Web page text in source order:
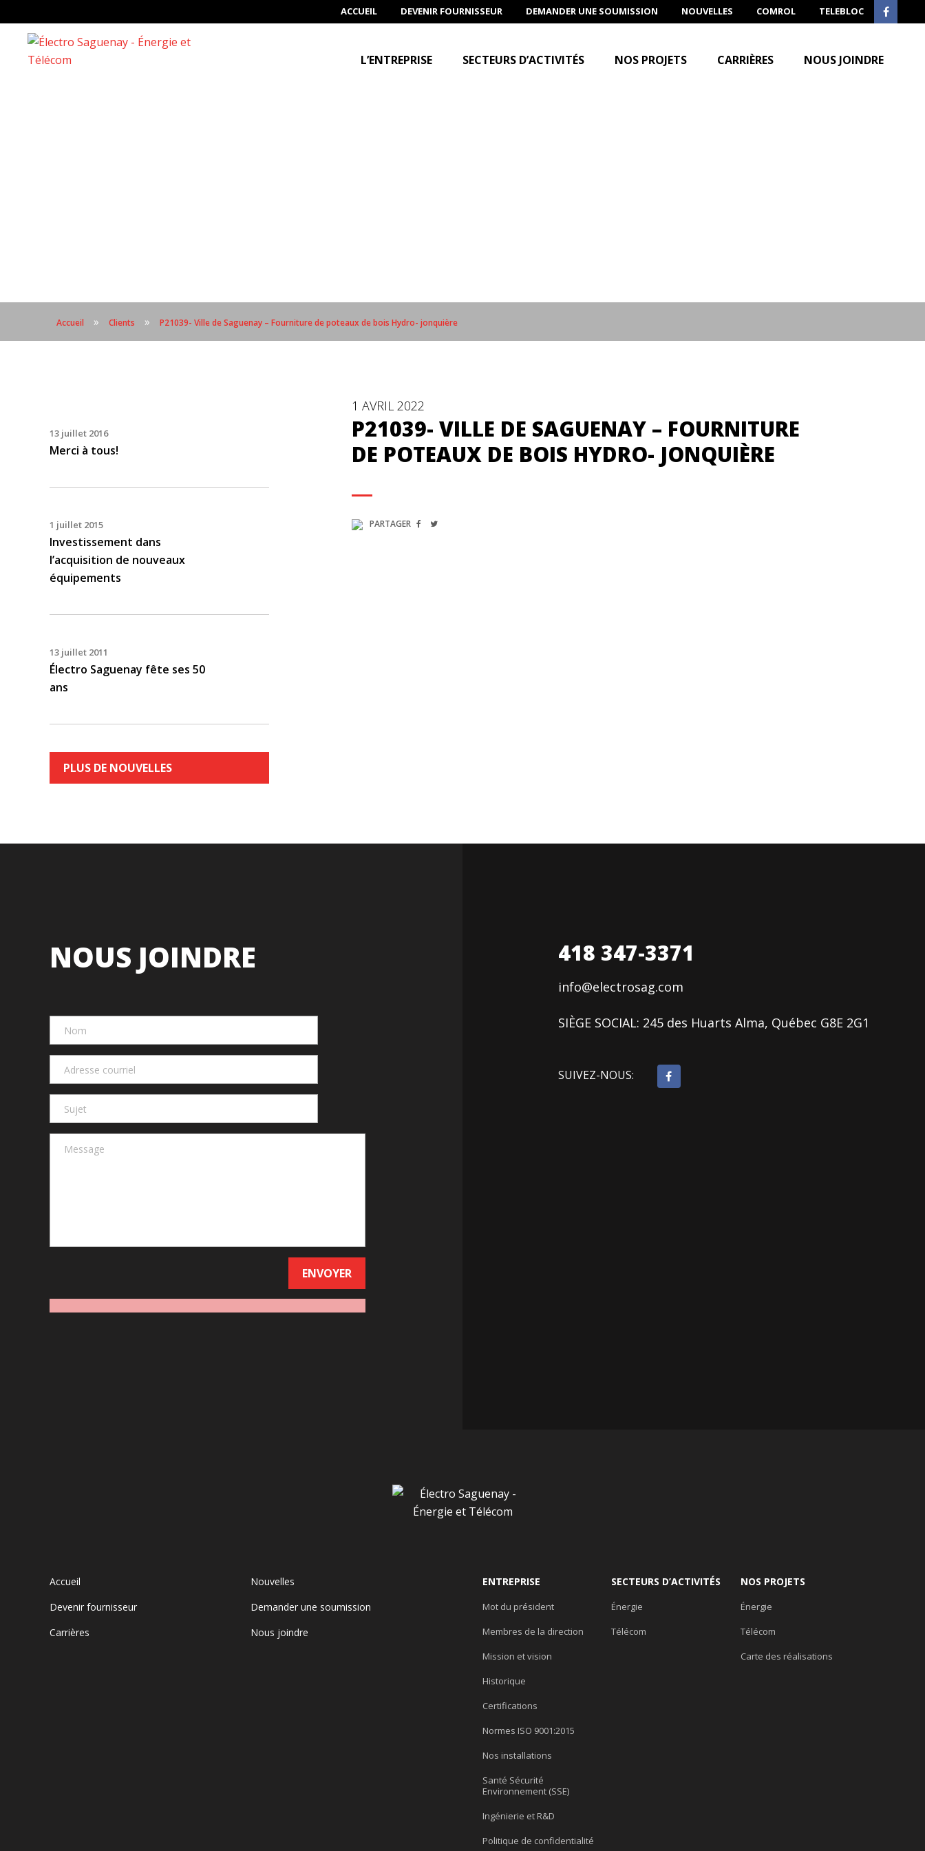
ACCUEIL DEVENIR FOURNISSEUR DEMANDER UNE SOUMISSION NOUVELLES COMROL TELEBLOC
L’ENTREPRISE SECTEURS D’ACTIVITÉS NOS PROJETS CARRIÈRES NOUS JOINDRE
Accueil » Clients » P21039- Ville de Saguenay – Fourniture de poteaux de bois Hydro- jonquière
13 juillet 2016
Merci à tous!
1 juillet 2015
Investissement dans
l’acquisition de nouveaux
équipements
13 juillet 2011
Électro Saguenay fête ses 50
ans
PLUS DE NOUVELLES
1 AVRIL 2022
P21039- VILLE DE SAGUENAY – FOURNITURE
DE POTEAUX DE BOIS HYDRO- JONQUIÈRE
PARTAGER
NOUS JOINDRE 418 347-3371
info@electrosag.com
SIÈGE SOCIAL: 245 des Huarts Alma, Québec G8E 2G1
SUIVEZ-NOUS:
Accueil
Devenir fournisseur
Carrières
Nouvelles
Demander une soumission
Nous joindre
ENTREPRISE
Mot du président
Membres de la direction
Mission et vision
Historique
Certifications
Normes ISO 9001:2015
Nos installations
Santé Sécurité
Environnement (SSE)
Ingénierie et R&D
Politique de confidentialité
SECTEURS D’ACTIVITÉS
Énergie
Télécom
NOS PROJETS
Énergie
Télécom
Carte des réalisations